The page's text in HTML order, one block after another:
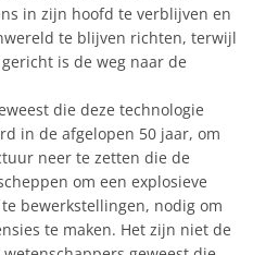
in zijn hoofd te verblijven en
te blijven richten, terwijl
is de weg naar de
die deze technologie
in de afgelopen 50 jaar, om
neer te zetten die de
om een explosieve
bewerkstellingen, nodig om
te maken. Het zijn niet de